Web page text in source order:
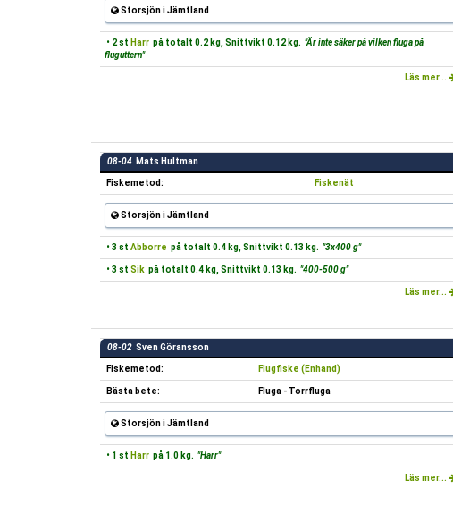
Storsjön i Jämtland
• 2 st Harr på totalt 0.2 kg, Snittvikt 0.12 kg. "Är inte säker på vilken fluga på
fluguttern"
Läs mer...
08-04 Mats Hultman
Fiskemetod: Fiskenät
Storsjön i Jämtland
• 3 st Abborre på totalt 0.4 kg, Snittvikt 0.13 kg. "3x400 g"
• 3 st Sik på totalt 0.4 kg, Snittvikt 0.13 kg. "400-500 g"
Läs mer...
08-02 Sven Göransson
Fiskemetod: Flugfiske (Enhand)
Bästa bete: Fluga - Torrfluga
Storsjön i Jämtland
• 1 st Harr på 1.0 kg. "Harr"
Läs mer...